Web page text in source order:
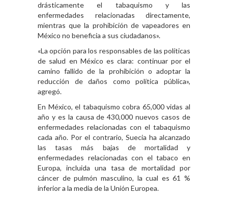
drásticamente el tabaquismo y las
enfermedades relacionadas directamente,
mientras que la prohibición de vapeadores en
México no beneficia a sus ciudadanos».
«La opción para los responsables de las políticas
de salud en México es clara: continuar por el
camino fallido de la prohibición o adoptar la
reducción de daños como política pública»,
agregó.
En México, el tabaquismo cobra 65,000 vidas al
año y es la causa de 430,000 nuevos casos de
enfermedades relacionadas con el tabaquismo
cada año. Por el contrario, Suecia ha alcanzado
las tasas más bajas de mortalidad y
enfermedades relacionadas con el tabaco en
Europa, incluida una tasa de mortalidad por
cáncer de pulmón masculino, la cual es 61 %
inferior a la media de la Unión Europea.